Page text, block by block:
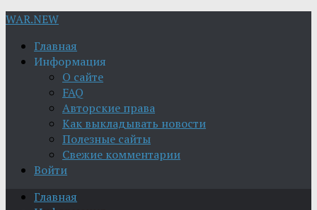
WAR.NEW
Главная
Информация
О сайте
FAQ
Авторские права
Как выкладывать новости
Полезные сайты
Свежие комментарии
Войти
Главная